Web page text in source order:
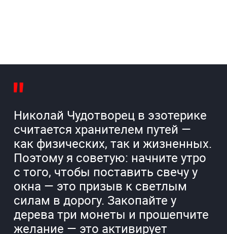
Николай Чудотворец в эзотерике
считается хранителем путей —
как физических, так и жизненных.
Поэтому я советую: начните утро
с того, чтобы поставить свечу у
окна — это призыв к светлым
силам в дорогу. Закопайте у
дерева три монеты и прошепчите
желание — это активирует